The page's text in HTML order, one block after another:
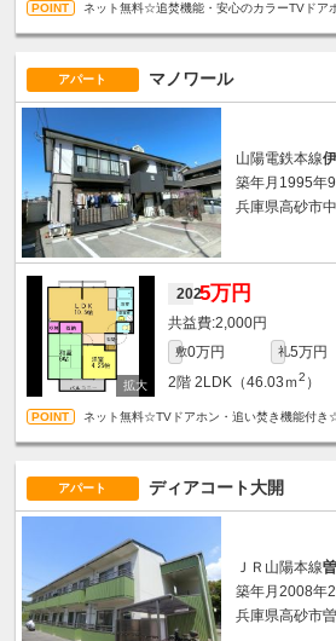
ネット無料☆追焚機能・安心のカラーTVドア
アパート マノワール
山陽電鉄本線
築年月1995年
兵庫県高砂市
2025万円
2,000円
敷0万円 礼5万円
2階 2LDK（46.03ｍ2 ）
ネット無料☆TVドアホン・追い焚き機能付
アパート ディアコート大開
ＪＲ山陽本線
築年月2008年
兵庫県高砂市